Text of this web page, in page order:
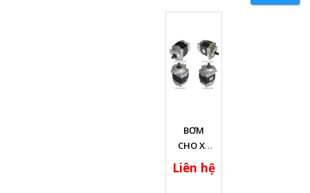
Xem chi
tiết
BƠM
CHO XE
NÂNG -
SGP1A-
Liên hệ